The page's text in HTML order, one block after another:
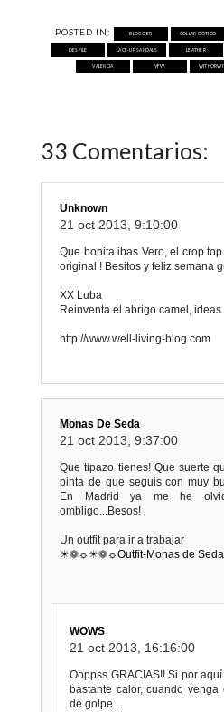
POSTED IN: BLOGGER COLLAR GÓTICO
DESFILE LACE-UP SANDALS LEATHER
VALENCIA VFW
33 Comentarios:
Unknown
21 oct 2013, 9:10:00
Que bonita ibas Vero, el crop
original ! Besitos y feliz semana
XX Luba
Reinventa el abrigo camel,
http://www.well-living-blog.com
Monas De Seda
21 oct 2013, 9:37:00
Que tipazo tienes! Que suerte
pinta de que seguis con muy
En Madrid ya me he
ombligo...Besos!
Un outfit para ir a trabajar
☀❁☼☀❁☼Outfit-Monas de Seda
WOWS
21 oct 2013, 16:16:00
Ooppss GRACIAS!! Si por
bastante calor, cuando venga
de golpe...